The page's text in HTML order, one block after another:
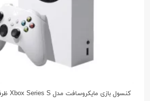
کنسول بازی مایکروسافت مدل Xbox Series S ظرفیت 512 گیگابایت